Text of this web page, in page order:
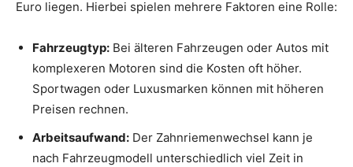
Euro liegen. Hierbei spielen mehrere Faktoren eine Rolle:
Fahrzeugtyp: Bei älteren Fahrzeugen oder Autos mit
komplexeren Motoren sind die Kosten oft höher.
Sportwagen oder Luxusmarken können mit höheren
Preisen rechnen.
Arbeitsaufwand: Der Zahnriemenwechsel kann je
nach Fahrzeugmodell unterschiedlich viel Zeit in